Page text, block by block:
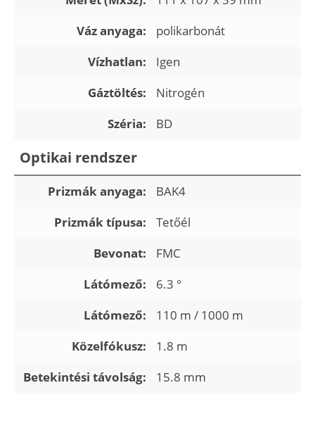
Váz anyaga:
polikarbonát
Vízhatlan:
Igen
Gáztöltés:
Nitrogén
Széria:
BD
Optikai rendszer
Prizmák anyaga:
BAK4
Prizmák típusa:
Tetőél
Bevonat:
FMC
Látómező:
6.3 °
Látómező:
110 m / 1000 m
Közelfókusz:
1.8 m
Betekintési távolság:
15.8 mm